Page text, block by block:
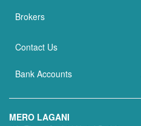
Brokers
Contact Us
Bank Accounts
MERO LAGANI